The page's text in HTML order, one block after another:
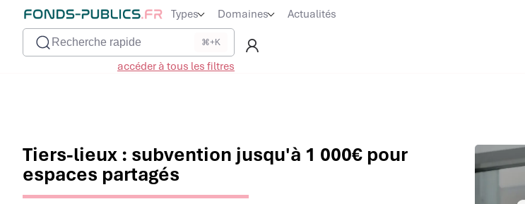
Types Domaines Actualités
Recherche rapide ⌘+K
accéder à tous les filtres
Tiers-lieux : subvention jusqu'à 1 000€ pour
espaces partagés